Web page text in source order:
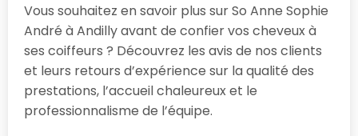
Vous souhaitez en savoir plus sur So Anne Sophie
André à Andilly avant de confier vos cheveux à
ses coiffeurs ? Découvrez les avis de nos clients
et leurs retours d’expérience sur la qualité des
prestations, l’accueil chaleureux et le
professionnalisme de l’équipe.